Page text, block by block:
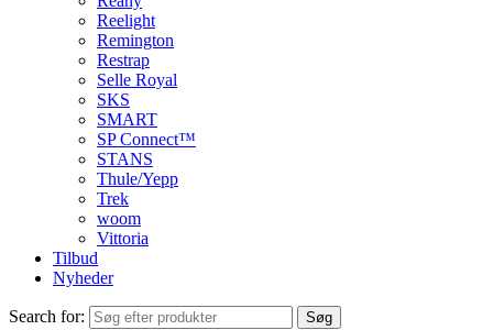
Reelight
Remington
Restrap
Selle Royal
SKS
SMART
SP Connect™
STANS
Thule/Yepp
Trek
woom
Vittoria
Tilbud
Nyheder
Search for: Søg